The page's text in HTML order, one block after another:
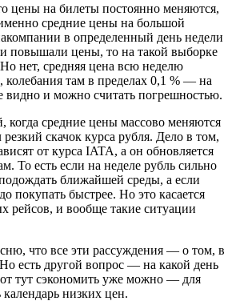
цены на билеты постоянно меняются,
средние цены на большой
в определенный день недели
повышали цены, то на такой выборке
нет, средняя цена всю неделю
колебания там в пределах 0,1 % — на
видно и можно считать погрешностью.
когда средние цены массово меняются
скачок курса рубля. Дело в том,
от курса IATA, а он обновляется
То есть если на неделе рубль сильно
ближайшей среды, а если
покупать быстрее. Но это касается
рейсов, и вообще такие ситуации
что все эти рассуждения — о том, в
есть другой вопрос — на какой день
тут сэкономить уже можно — для
низких цен.